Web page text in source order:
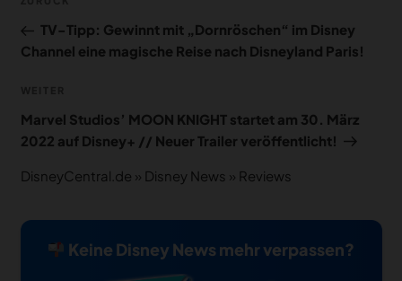
Beitrag
TV-Tipp: Gewinnt mit „Dornröschen“ im Disney
Channel eine magische Reise nach Disneyland Paris!
Beitrag
Marvel Studios’ MOON KNIGHT startet am 30. März
2022 auf Disney+ // Neuer Trailer veröffentlicht!
DisneyCentral.de » Disney News » Reviews
Keine Disney News mehr verpassen?